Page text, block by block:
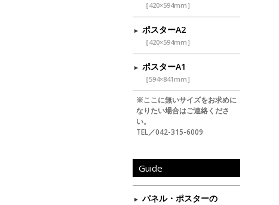
［420×594mm］
ポスターA2
［420×594mm］
ポスターA1
［594×841mm］
※ここに無いサイズをお求めに
なりたい場合はご連絡くださ
い。
TEL／042-315-6009
Guide
パネル・ポスターの